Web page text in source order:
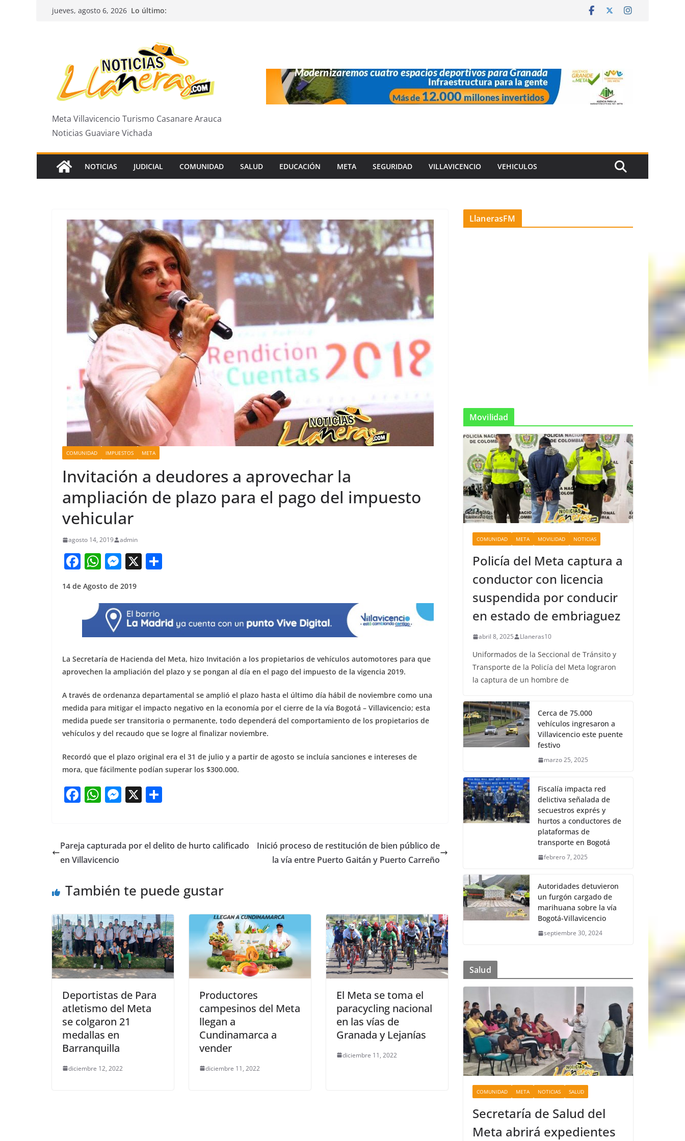
Saltarjueves, agosto 6, 2026 Lo último:
Meta Villavicencio Turismo Casanare Arauca
Noticias Guaviare Vichada
NOTICIAS JUDICIAL COMUNIDAD SALUD EDUCACIÓN META SEGURIDAD VILLAVICENCIO VEHICULOS
COMUNIDAD IMPUESTOS META
Invitación a deudores a aprovechar la
ampliación de plazo para el pago del impuesto
vehicular
agosto 14, 2019 admin
F
c
b
o
o
k
W
at
s
A
p
p
M
ss
e
n
g
er
X
e
14 de Agosto de 2019
La Secretaría de Hacienda del Meta, hizo Invitación a los propietarios de vehículos automotores para que
aprovechen la ampliación del plazo y se pongan al día en el pago del impuesto de la vigencia 2019.
A través de ordenanza departamental se amplió el plazo hasta el último día hábil de noviembre como una
medida para mitigar el impacto negativo en la economía por el cierre de la vía Bogotá – Villavicencio; esta
medida puede ser transitoria o permanente, todo dependerá del comportamiento de los propietarios de
vehículos y del recaudo que se logre al finalizar noviembre.
Recordó que el plazo original era el 31 de julio y a partir de agosto se incluía sanciones e intereses de
mora, que fácilmente podían superar los $300.000.
F
e
b
o
k
W
s
A
p
M
e
er
X
e
Pareja capturada por el delito de hurto calificado
en Villavicencio
Inició proceso de restitución de bien público de
la vía entre Puerto Gaitán y Puerto Carreño
También te puede gustar
Deportistas de Para
atletismo del Meta
se colgaron 21
medallas en
Barranquilla
diciembre 12, 2022
Productores
campesinos del Meta
llegan a
Cundinamarca a
vender
diciembre 11, 2022
El Meta se toma el
paracycling nacional
en las vías de
Granada y Lejanías
diciembre 11, 2022
LlanerasFM
Movilidad
COMUNIDAD META MOVILIDAD NOTICIAS
Policía del Meta captura a
conductor con licencia
suspendida por conducir
en estado de embriaguez
abril 8, 2025 Llaneras10
Uniformados de la Seccional de Tránsito y
Transporte de la Policía del Meta lograron
la captura de un hombre de
Cerca de 75.000
vehículos ingresaron a
Villavicencio este puente
festivo
marzo 25, 2025
Fiscalía impacta red
delictiva señalada de
secuestros exprés y
hurtos a conductores de
plataformas de
transporte en Bogotá
febrero 7, 2025
Autoridades detuvieron
un furgón cargado de
marihuana sobre la vía
Bogotá-Villavicencio
septiembre 30, 2024
Salud
COMUNIDAD META NOTICIAS SALUD
Secretaría de Salud del
Meta abrirá expedientes